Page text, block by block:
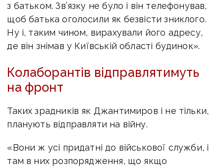
з батьком. Зв’язку не було і він телефонував,
щоб батька оголосили як безвісти зниклого.
Ну і, таким чином, вирахували його адресу,
де він знімав у Київській області будинок».
Колаборантів відправлятимуть
на фронт
Таких зрадників як Джантимиров і не тільки,
планують відправляти на війну.
«Вони ж усі придатні до військової служби, і
там в них розпорядження, що якщо